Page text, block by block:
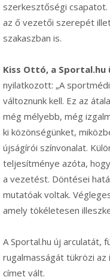
szerkesztőségi
az ő vezetői szerepét
szakaszban is.
Kiss Ottó, a
nyilatkozott: „A
változnunk kell. Ez az
még mélyebb, még
ki közönségünket,
újságírói színvonalat.
teljesítménye azóta,
a vezetést. Döntései
mutatóak voltak.
amely tökéletesen
A Sportal.hu új arculatát,
rugalmasságát tükrözi az
címet vált.